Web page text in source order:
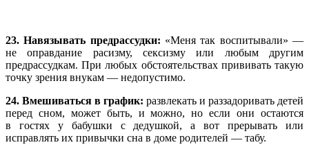
23. Навязывать предрассудки: «Меня так воспитывали» —
не оправдание расизму, сексизму или любым другим
предрассудкам. При любых обстоятельствах прививать такую
точку зрения внукам — недопустимо.
24. Вмешиваться в график: развлекать и раззадоривать детей
перед сном, может быть, и можно, но если они остаются
в гостях у бабушки с дедушкой, а вот прерывать или
исправлять их привычки сна в доме родителей — табу.